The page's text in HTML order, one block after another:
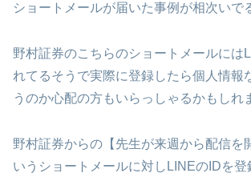
ショートメールが届いた事例が相次いで
野村証券のこちらのショートメールには
れてるそうで実際に登録したら個人情報
うのか心配の方もいらっしゃるかもしれ
野村証券からの【先生が来週から配信を
いうショートメールに対しLINEのIDを登